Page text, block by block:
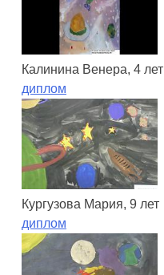
Калинина Венера, 4 лет
диплом
Кургузова Мария, 9 лет
диплом